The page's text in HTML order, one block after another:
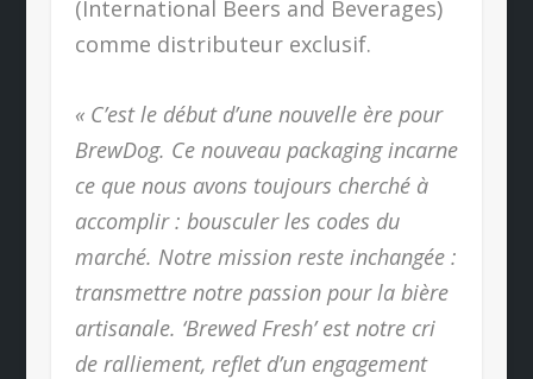
(International Beers and Beverages)
comme distributeur exclusif.
« C’est le début d’une nouvelle ère pour
BrewDog. Ce nouveau packaging incarne
ce que nous avons toujours cherché à
accomplir : bousculer les codes du
marché. Notre mission reste inchangée :
transmettre notre passion pour la bière
artisanale. ‘Brewed Fresh’ est notre cri
de ralliement, reflet d’un engagement